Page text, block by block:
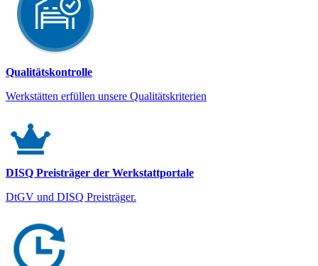
Qualitätskontrolle
Werkstätten erfüllen unsere Qualitätskriterien
DISQ Preisträger der Werkstattportale
DtGV und DISQ Preisträger.